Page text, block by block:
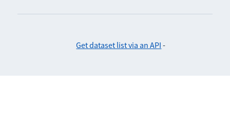
Get dataset list via an API -